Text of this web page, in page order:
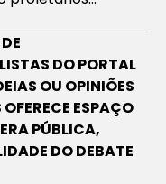
DO PORTAL
OU OPINIÕES
ESPAÇO
PÚBLICA,
DO DEBATE